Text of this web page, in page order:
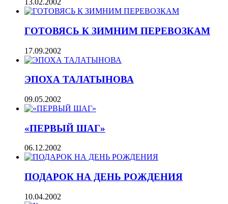
13.02.2002
ГОТОВЯСЬ К ЗИМНИМ ПЕРЕВОЗКАМ
17.09.2002
ЭПОХА ТАЛАТЫНОВА
09.05.2002
«ПЕРВЫЙ ШАГ»
06.12.2002
ПОДАРОК НА ДЕНЬ РОЖДЕНИЯ
10.04.2002